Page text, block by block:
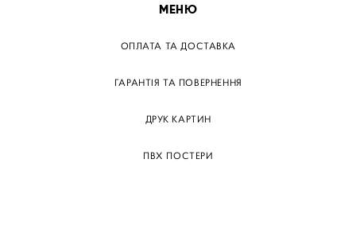
МЕНЮ
ОПЛАТА ТА ДОСТАВКА
ГАРАНТІЯ ТА ПОВЕРНЕННЯ
ДРУК КАРТИН
ПВХ ПОСТЕРИ